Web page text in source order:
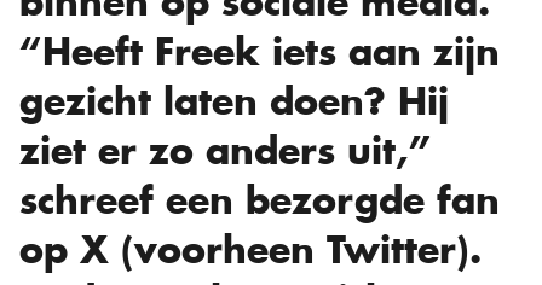
“Heeft Freek iets aan zijn
gezicht laten doen? Hij
ziet er zo anders uit,”
schreef een bezorgde fan
op X (voorheen Twitter).